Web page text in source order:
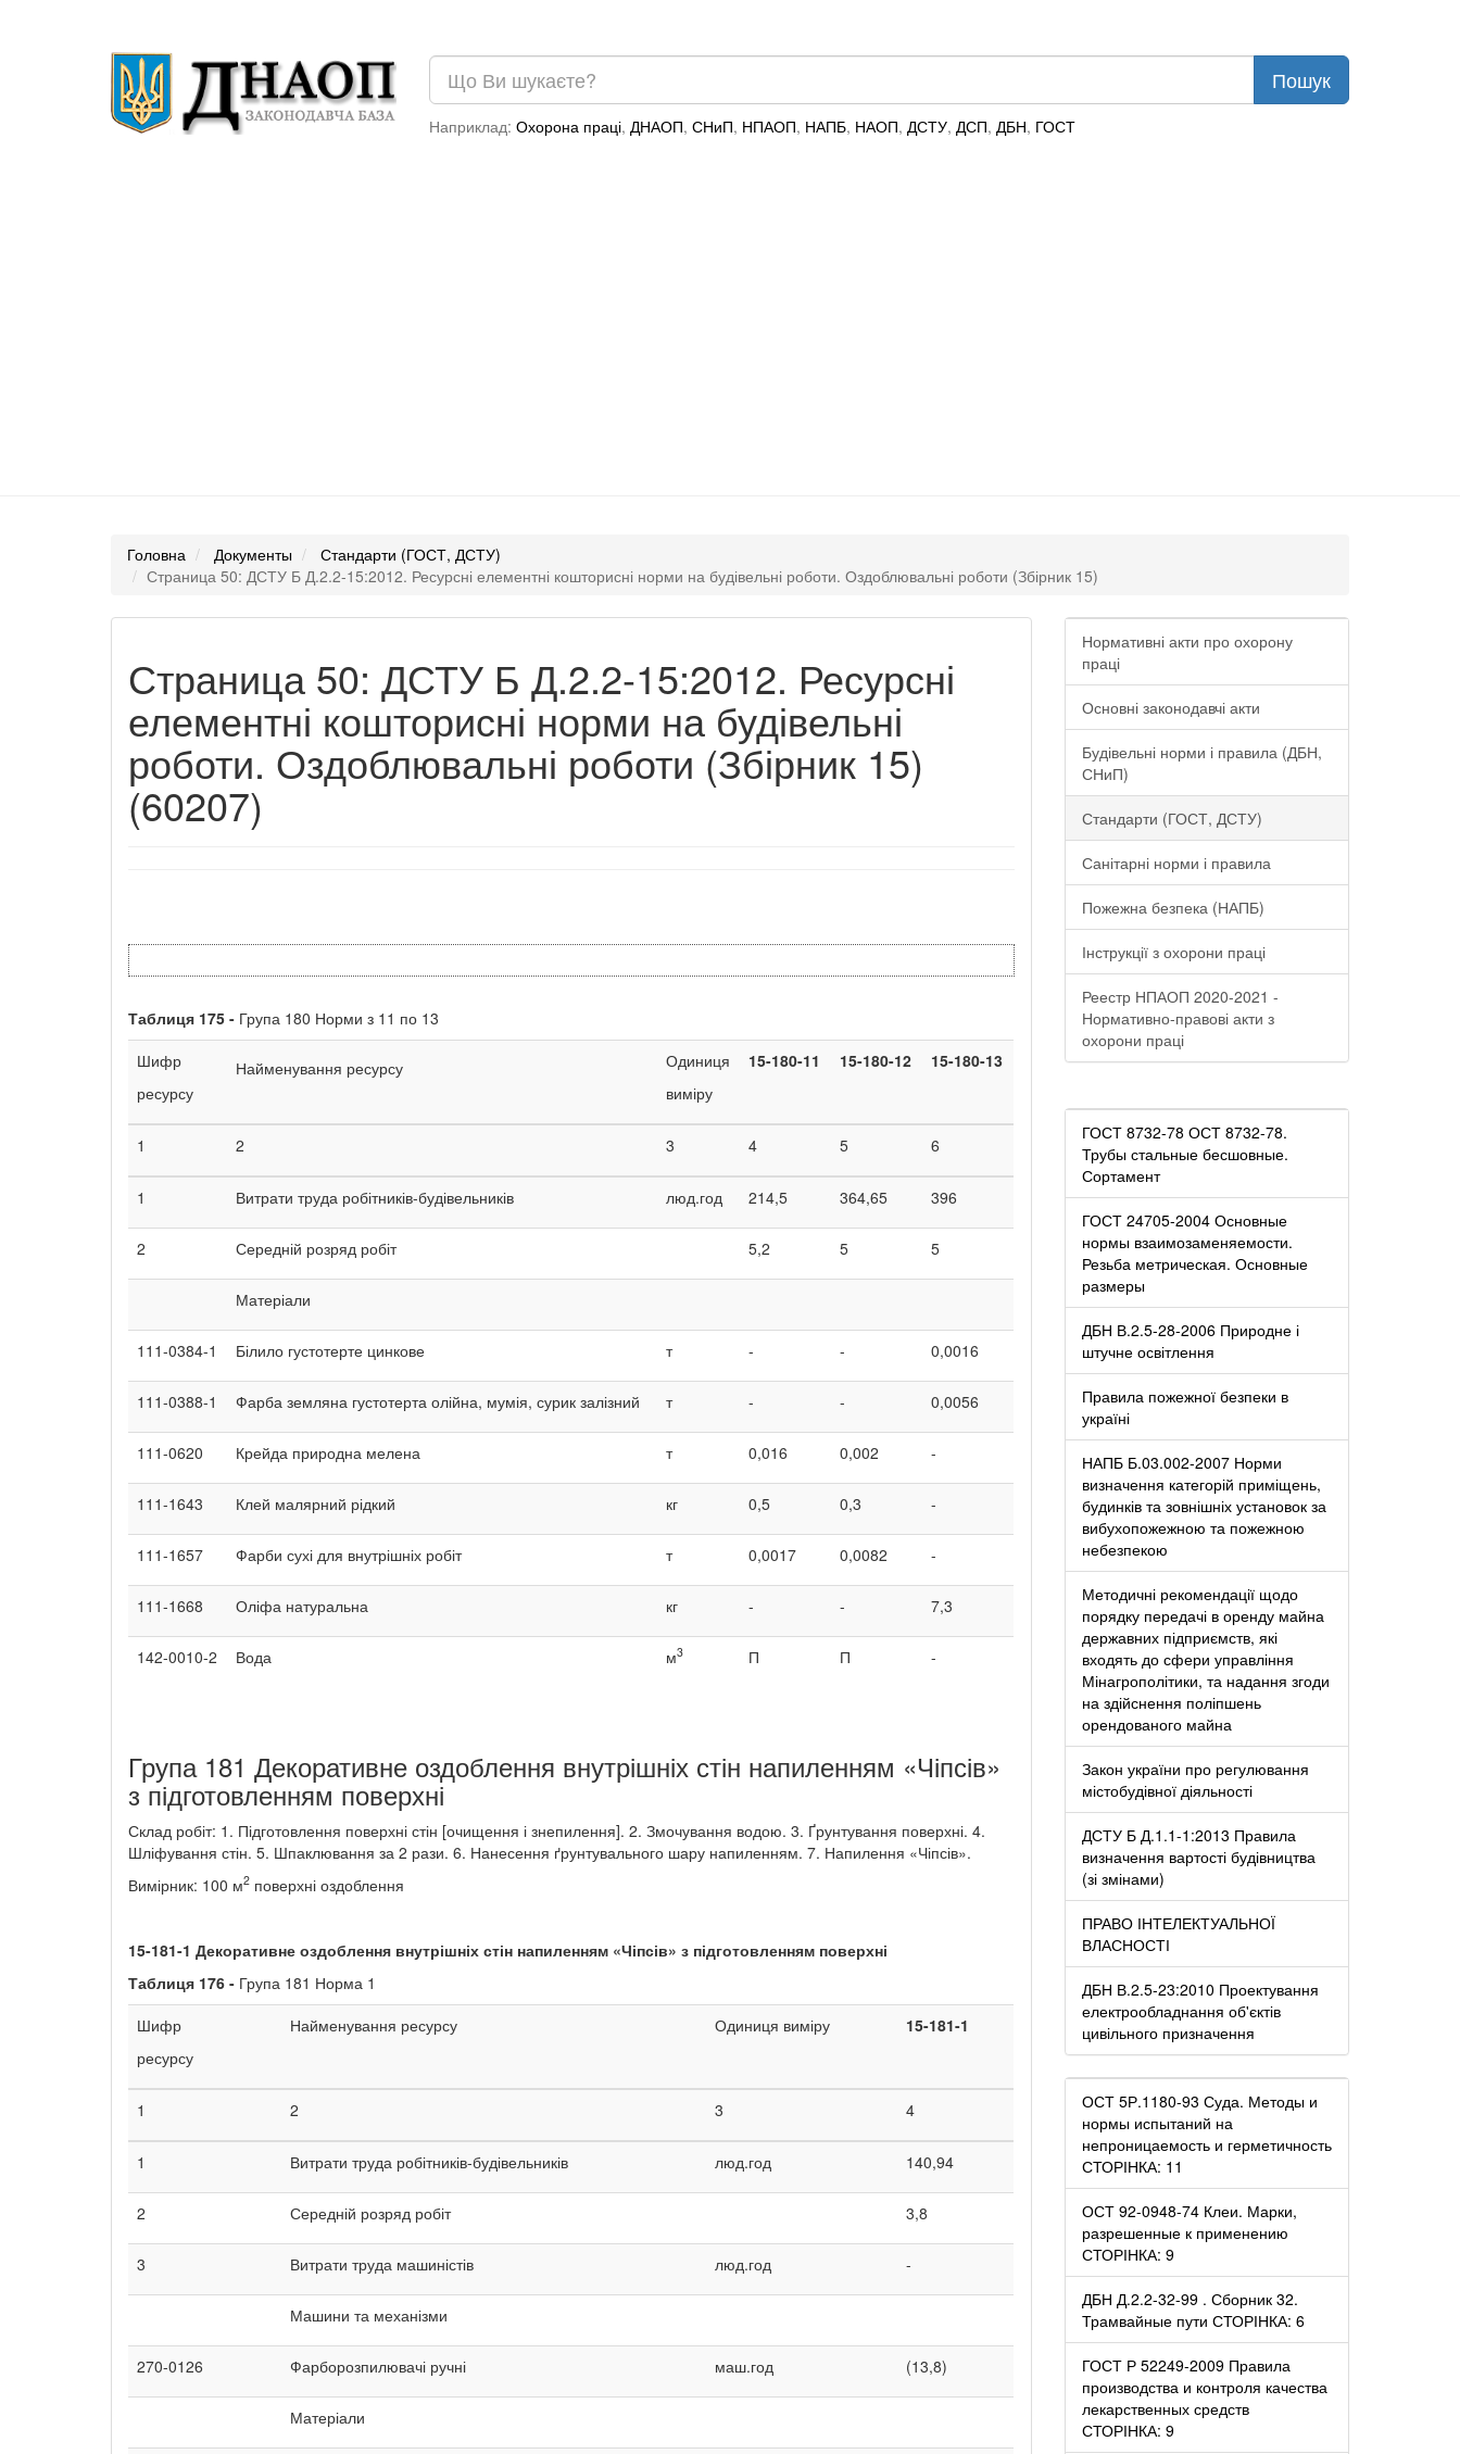
Наприклад: Охорона праці, ДНАОП, СНиП, НПАОП, НАПБ, НАОП, ДСТУ, ДСП, ДБН, ГОСТ
Головна Документы
Стандарти (ГОСТ, ДСТУ)
Страница 50: ДСТУ Б Д.2.2-15:2012. Ресурсні елементні кошторисні норми на будівельні роботи. Оздоблювальні роботи (Збірник 15)
Страница 50: ДСТУ Б Д.2.2-15:2012. Ресурсні
елементні кошторисні норми на будівельні
роботи. Оздоблювальні роботи (Збірник 15)
(60207)
Таблиця 175 - Група 180 Норми з 11 по 13
Шифр
ресурсу
Найменування ресурсу
Одиниця
виміру
15-180-11 15-180-12 15-180-13
1 2 3 4 5 6
1 Витрати труда робітників-будівельників люд.год 214,5 364,65 396
2 Середній розряд робіт 5,2 5 5
Матеріали
111-0384-1 Білило густотерте цинкове т - - 0,0016
111-0388-1 Фарба земляна густотерта олійна, мумія, сурик залізний т - - 0,0056
111-0620 Крейда природна мелена т 0,016 0,002 -
111-1643 Клей малярний рідкий кг 0,5 0,3 -
111-1657 Фарби сухі для внутрішніх робіт т 0,0017 0,0082 -
111-1668 Оліфа натуральна кг - - 7,3
142-0010-2 Вода м3 П П -
Група 181 Декоративне оздоблення внутрішніх стін напиленням «Чіпсів»
з підготовленням поверхні
Склад робіт: 1. Підготовлення поверхні стін [очищення і знепилення]. 2. Змочування водою. 3. Ґрунтування поверхні. 4.
Шліфування стін. 5. Шпаклювання за 2 рази. 6. Нанесення ґрунтувального шару напиленням. 7. Напилення «Чіпсів».
Вимірник: 100 м2 поверхні оздоблення
15-181-1 Декоративне оздоблення внутрішніх стін напиленням «Чіпсів» з підготовленням поверхні
Таблиця 176 - Група 181 Норма 1
Шифр
ресурсу
Найменування ресурсу Одиниця виміру 15-181-1
1 2 3 4
1 Витрати труда робітників-будівельників люд.год 140,94
2 Середній розряд робіт 3,8
3 Витрати труда машиністів люд.год -
Машини та механізми
270-0126 Фарборозпилювачі ручні маш.год (13,8)
Матеріали
Нормативні акти про охорону
праці
Основні законодавчі акти
Будівельні норми і правила (ДБН,
СНиП)
Стандарти (ГОСТ, ДСТУ)
Санітарні норми і правила
Пожежна безпека (НАПБ)
Інструкції з охорони праці
Реестр НПАОП 2020-2021 -
Нормативно-правові акти з
охорони праці
ГОСТ 8732-78 ОСТ 8732-78.
Трубы стальные бесшовные.
Сортамент
ГОСТ 24705-2004 Основные
нормы взаимозаменяемости.
Резьба метрическая. Основные
размеры
ДБН В.2.5-28-2006 Природне і
штучне освітлення
Правила пожежної безпеки в
україні
НАПБ Б.03.002-2007 Норми
визначення категорій приміщень,
будинків та зовнішніх установок за
вибухопожежною та пожежною
небезпекою
Методичні рекомендації щодо
порядку передачі в оренду майна
державних підприємств, які
входять до сфери управління
Мінагрополітики, та надання згоди
на здійснення поліпшень
орендованого майна
Закон україни про регулювання
містобудівної діяльності
ДСТУ Б Д.1.1-1:2013 Правила
визначення вартості будівництва
(зі змінами)
ПРАВО ІНТЕЛЕКТУАЛЬНОЇ
ВЛАСНОСТІ
ДБН В.2.5-23:2010 Проектування
електрообладнання об'єктів
цивільного призначення
ОСТ 5Р.1180-93 Суда. Методы и
нормы испытаний на
непроницаемость и герметичность
СТОРІНКА: 11
ОСТ 92-0948-74 Клеи. Марки,
разрешенные к применению
СТОРІНКА: 9
ДБН Д.2.2-32-99 . Сборник 32.
Трамвайные пути СТОРІНКА: 6
ГОСТ Р 52249-2009 Правила
производства и контроля качества
лекарственных средств
СТОРІНКА: 9